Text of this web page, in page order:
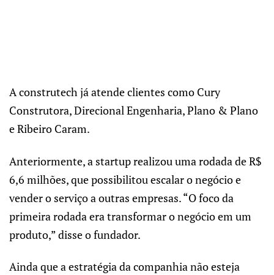
A construtech já atende clientes como Cury
Construtora, Direcional Engenharia, Plano & Plano
e Ribeiro Caram.
Anteriormente, a startup realizou uma rodada de R$
6,6 milhões, que possibilitou escalar o negócio e
vender o serviço a outras empresas. “O foco da
primeira rodada era transformar o negócio em um
produto,” disse o fundador.
Ainda que a estratégia da companhia não esteja